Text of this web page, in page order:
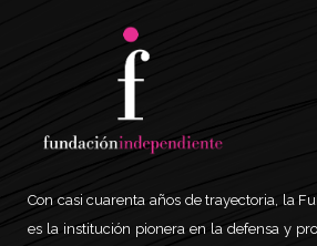
Con casi cuarenta años de trayectoria, la
es la institución pionera en la defensa y